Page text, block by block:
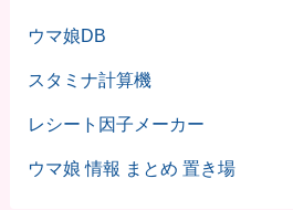
ウマ娘DB
スタミナ計算機
レシート因子メーカー
ウマ娘 情報 まとめ 置き場